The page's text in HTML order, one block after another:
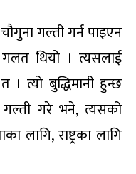
गल्ती गर्न पाइएन
थियो । त्यसलाई
। त्यो बुद्धिमानी हुन्छ
गरे भने, त्यसको
लागि, राष्ट्रका लागि